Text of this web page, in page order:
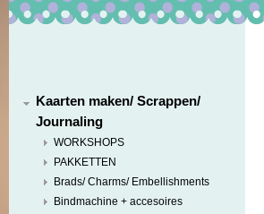
Kaarten maken/ Scrappen/
Journaling
WORKSHOPS
PAKKETTEN
Brads/ Charms/ Embellishments
Bindmachine + accesoires